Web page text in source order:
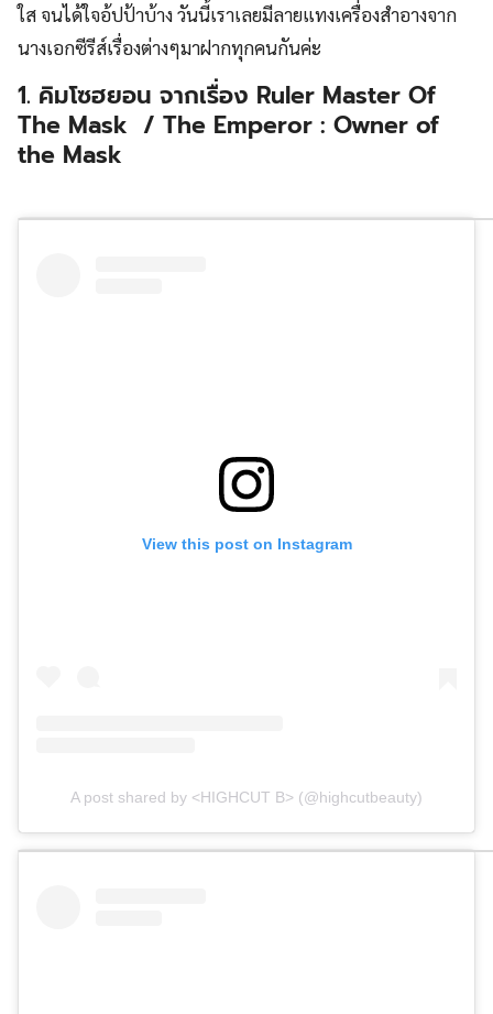
ใส จนได้ใจอ้ปป้าบ้าง วันนี้เราเลยมีลายแทงเครื่องสำอางจาก
นางเอกซีรีส์เรื่องต่างๆมาฝากทุกคนกันค่ะ
1. คิมโซฮยอน จากเรื่อง Ruler Master Of
The Mask / The Emperor : Owner of
the Mask
View this post on Instagram
A post shared by <HIGHCUT B> (@highcutbeauty)